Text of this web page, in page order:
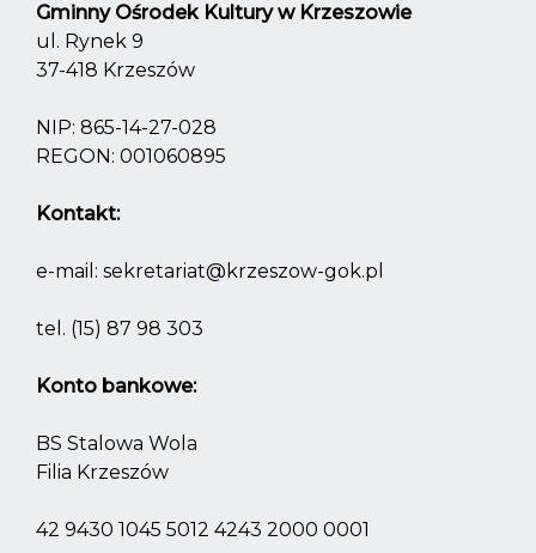
Gminny Ośrodek Kultury w Krzeszowie
ul. Rynek 9
37-418 Krzeszów
NIP: 865-14-27-028
REGON: 001060895
Kontakt:
e-mail: sekretariat@krzeszow-gok.pl
tel. (15) 87 98 303
Konto bankowe:
BS Stalowa Wola
Filia Krzeszów
42 9430 1045 5012 4243 2000 0001